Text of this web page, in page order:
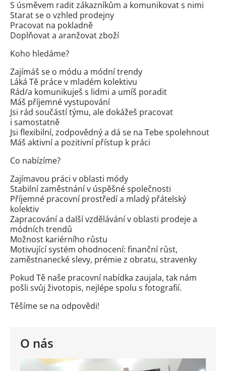
O nás
S úsměvem radit zákazníkům a komunikovat s nimi
Starat se o vzhled prodejny
Pracovat na pokladně
Doplňovat a aranžovat zboží
Koho hledáme?
Zajímáš se o módu a módní trendy
Láká Tě práce v mladém kolektivu
Rád/a komunikuješ s lidmi a umíš poradit
Máš příjemné vystupování
Jsi rád součástí týmu, ale dokážeš pracovat
i samostatně
Jsi flexibilní, zodpovědný a dá se na Tebe spolehnout
Máš aktivní a pozitivní přístup k práci
Co nabízíme?
Zajímavou práci v oblasti módy
Stabilní zaměstnání v úspěšné společnosti
Příjemné pracovní prostředí a mladý přátelský
kolektiv
Zapracování a další vzdělávání v oblasti prodeje a
módních trendů
Možnost kariérního růstu
Motivující systém ohodnocení: finanční růst,
zaměstnanecké slevy, prémie z obratu, stravenky
Pokud Tě naše pracovní nabídka zaujala, tak nám
pošli svůj životopis, nejlépe spolu s fotografií.
Těšíme se na odpovědi!